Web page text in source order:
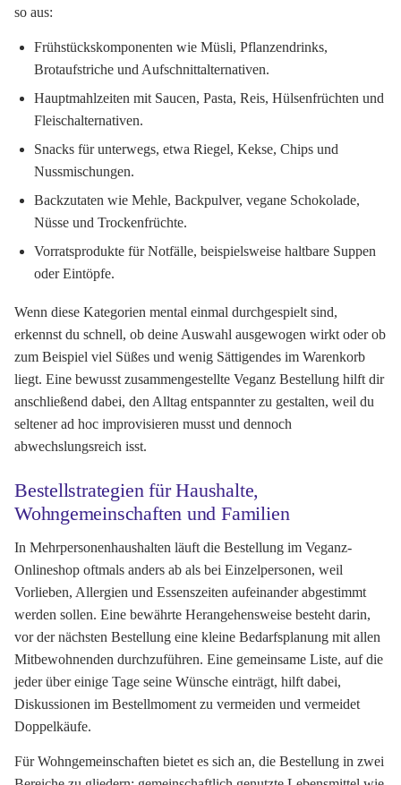
so aus:
Frühstückskomponenten wie Müsli, Pflanzendrinks,
Brotaufstriche und Aufschnittalternativen.
Hauptmahlzeiten mit Saucen, Pasta, Reis, Hülsenfrüchten und
Fleischalternativen.
Snacks für unterwegs, etwa Riegel, Kekse, Chips und
Nussmischungen.
Backzutaten wie Mehle, Backpulver, vegane Schokolade,
Nüsse und Trockenfrüchte.
Vorratsprodukte für Notfälle, beispielsweise haltbare Suppen
oder Eintöpfe.
Wenn diese Kategorien mental einmal durchgespielt sind,
erkennst du schnell, ob deine Auswahl ausgewogen wirkt oder ob
zum Beispiel viel Süßes und wenig Sättigendes im Warenkorb
liegt. Eine bewusst zusammengestellte Veganz Bestellung hilft dir
anschließend dabei, den Alltag entspannter zu gestalten, weil du
seltener ad hoc improvisieren musst und dennoch
abwechslungsreich isst.
Bestellstrategien für Haushalte,
Wohngemeinschaften und Familien
In Mehrpersonenhaushalten läuft die Bestellung im Veganz-
Onlineshop oftmals anders ab als bei Einzelpersonen, weil
Vorlieben, Allergien und Essenszeiten aufeinander abgestimmt
werden sollen. Eine bewährte Herangehensweise besteht darin,
vor der nächsten Bestellung eine kleine Bedarfsplanung mit allen
Mitbewohnenden durchzuführen. Eine gemeinsame Liste, auf die
jeder über einige Tage seine Wünsche einträgt, hilft dabei,
Diskussionen im Bestellmoment zu vermeiden und vermeidet
Doppelkäufe.
Für Wohngemeinschaften bietet es sich an, die Bestellung in zwei